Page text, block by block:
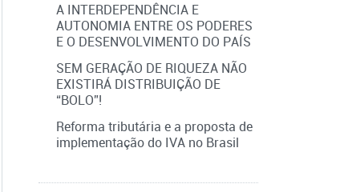
A INTERDEPENDÊNCIA E
AUTONOMIA ENTRE OS PODERES
E O DESENVOLVIMENTO DO PAÍS
SEM GERAÇÃO DE RIQUEZA NÃO
EXISTIRÁ DISTRIBUIÇÃO DE
“BOLO”!
Reforma tributária e a proposta de
implementação do IVA no Brasil